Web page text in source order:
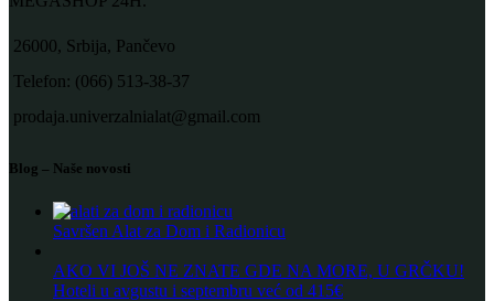
26000, Srbija, Pančevo
Telefon: (066) 513-38-37
prodaja.univerzalnialat@gmail.com
Blog – Naše novosti
Savršen Alat za Dom i Radionicu
AKO VI JOŠ NE ZNATE GDE NA MORE, U GRČKU!
Hoteli u avgustu i septembru već od 415€